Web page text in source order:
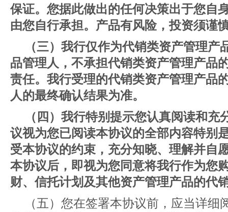
保证。您据此做出的任何决策出于您自
由您自行承担。产品有风险，投资须谨
（三）我行仅作为代销类资产管理
品管理人，不承担代销类资产管理产品
责任。我行受理的代销类资产管理产品
人的最终确认结果为准。
（四）我行特别提示您认真阅读和
议视为您已阅读本协议的全部内容特别
受本协议的约束，充分知晓、理解并自
本协议后，即视为您同意将我行作为您
财、信托计划及其他资产管理产品的代
（五）您在签署本协议前，应当详